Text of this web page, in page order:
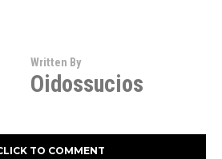
Written By
Oidossucios
TO COMMENT